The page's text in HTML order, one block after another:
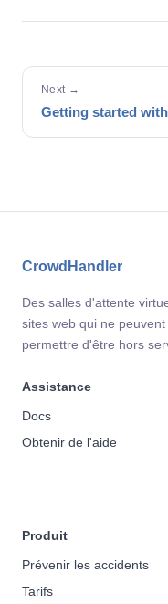
Next →
Getting started
CrowdHandler
Des salles d'attente
sites web qui ne peuvent
permettre d'être hors
Assistance
Docs
Obtenir de l'aide
Produit
Prévenir les accidents
Tarifs